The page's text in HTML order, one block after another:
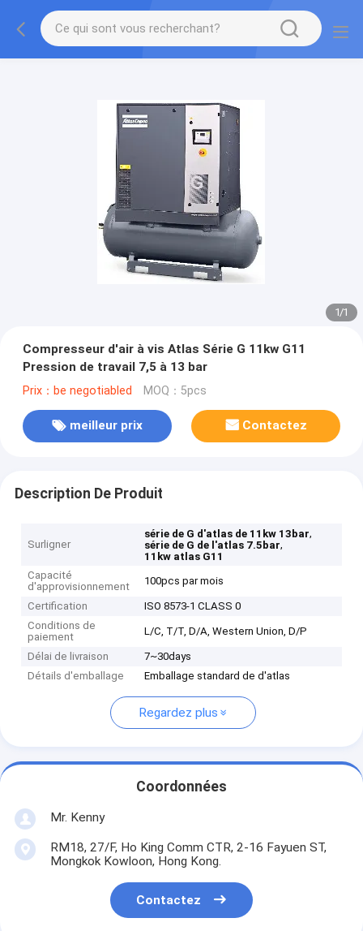
1/1
Compresseur d'air à vis Atlas Série G 11kw G11
Pression de travail 7,5 à 13 bar
Prix：be negotiabled MOQ：5pcs
meilleur prix Contactez
Description De Produit
Surligner
série de G d'atlas de 11kw 13bar,
série de G de l'atlas 7.5bar,
11kw atlas G11
Capacité
d'approvisionnement
100pcs par mois
Certification
ISO 8573-1 CLASS 0
Conditions de
paiement
L/C, T/T, D/A, Western Union, D/P
Délai de livraison
7~30days
Détails d'emballage
Emballage standard de d'atlas
Regardez plus
Coordonnées
Mr. Kenny
RM18, 27/F, Ho King Comm CTR, 2-16 Fayuen ST,
Mongkok Kowloon, Hong Kong.
Contactez